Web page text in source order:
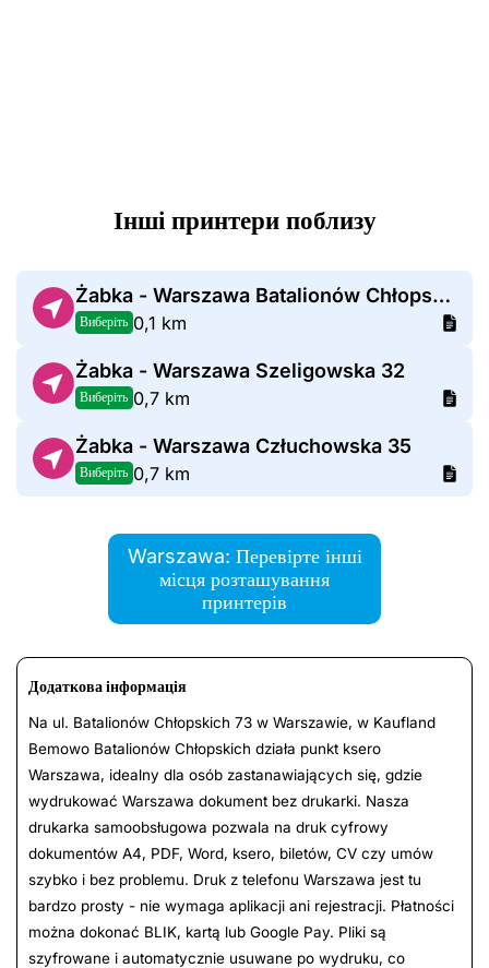
Інші принтери поблизу
Żabka - Warszawa Batalionów Chłopskich 74
Виберіть 0,1 km
Żabka - Warszawa Szeligowska 32
Виберіть 0,7 km
Żabka - Warszawa Człuchowska 35
Виберіть 0,7 km
Warszawa: Перевірте інші
місця розташування
принтерів
Додаткова інформація
Na ul. Batalionów Chłopskich 73 w Warszawie, w Kaufland
Bemowo Batalionów Chłopskich działa punkt ksero
Warszawa, idealny dla osób zastanawiających się, gdzie
wydrukować Warszawa dokument bez drukarki. Nasza
drukarka samoobsługowa pozwala na druk cyfrowy
dokumentów A4, PDF, Word, ksero, biletów, CV czy umów
szybko i bez problemu. Druk z telefonu Warszawa jest tu
bardzo prosty - nie wymaga aplikacji ani rejestracji. Płatności
można dokonać BLIK, kartą lub Google Pay. Pliki są
szyfrowane i automatycznie usuwane po wydruku, co